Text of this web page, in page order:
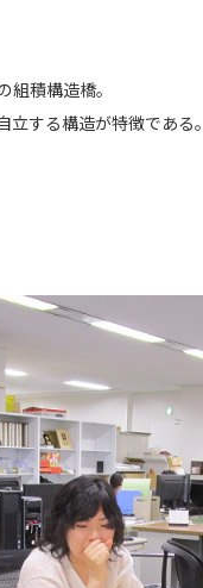
組積構造橋。
する構造が特徴である。